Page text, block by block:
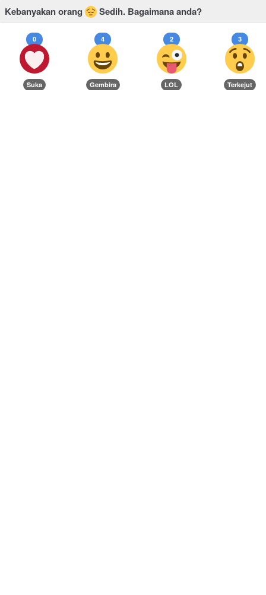
Kebanyakan orang Sedih. Bagaimana anda?
0
Suka
4
Gembira
2
LOL
3
Terkejut